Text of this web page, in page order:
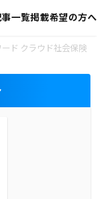
一覧掲載希望の方へ
ド クラウド社会保険